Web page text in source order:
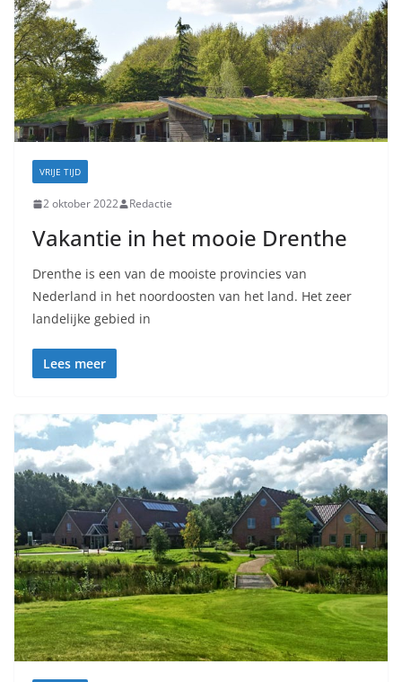
VRIJE TIJD
2 oktober 2022 Redactie
Vakantie in het mooie Drenthe
Drenthe is een van de mooiste provincies van
Nederland in het noordoosten van het land. Het zeer
landelijke gebied in
Lees meer